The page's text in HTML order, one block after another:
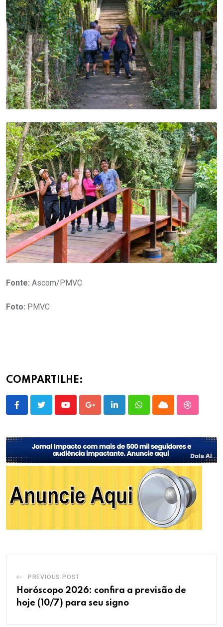
Fonte: Ascom/PMVC
Foto: PMVC
COMPARTILHE:
YoutubeGoogle+LinkedInWhatsappCloud
PREVIOUS POST
Horóscopo 2026: confira a previsão de
hoje (10/7) para seu signo